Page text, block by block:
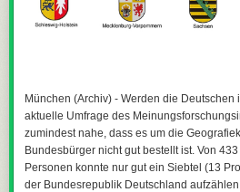
München (Archiv) - Werden die Deutschen
aktuelle Umfrage des
zumindest nahe, dass es um die
Bundesbürger nicht gut bestellt ist. Von
Personen konnte nur gut ein Siebtel (13
der Bundesrepublik Deutschland